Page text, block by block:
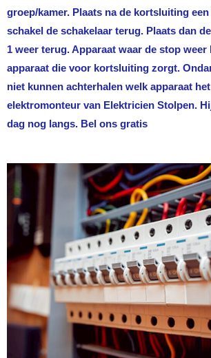
groep/kamer. Plaats na de kortsluiting
schakel de schakelaar terug. Plaats dan
1 weer terug. Apparaat waar de stop
apparaat die voor kortsluiting zorgt.
niet kunnen achterhalen welk apparaat
elektromonteur van Elektricien Stolpen.
dag nog langs. Bel ons gratis